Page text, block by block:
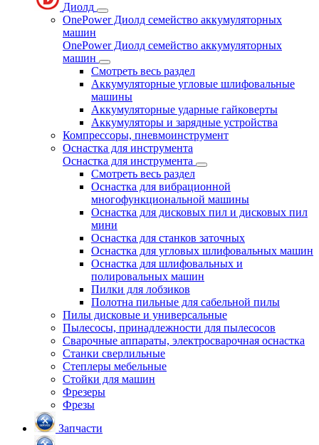
Диолд
OnePower Диолд семейство аккумуляторных
машин
OnePower Диолд семейство аккумуляторных
машин
Смотреть весь раздел
Аккумуляторные угловые шлифовальные
машины
Аккумуляторные ударные гайковерты
Аккумуляторы и зарядные устройства
Компрессоры, пневмоинструмент
Оснастка для инструмента
Оснастка для инструмента
Смотреть весь раздел
Оснастка для вибрационной
многофункциональной машины
Оснастка для дисковых пил и дисковых пил
мини
Оснастка для станков заточных
Оснастка для угловых шлифовальных машин
Оснастка для шлифовальных и
полировальных машин
Пилки для лобзиков
Полотна пильные для сабельной пилы
Пилы дисковые и универсальные
Пылесосы, принадлежности для пылесосов
Сварочные аппараты, электросварочная оснастка
Станки сверлильные
Степлеры мебельные
Стойки для машин
Фрезеры
Фрезы
Запчасти